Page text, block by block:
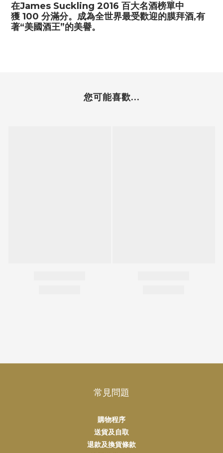
在James Suckling 2016 百大名酒榜單中
獲 100 分滿分。成為全世界最受歡迎的膜拜酒,有
著“美國酒王”的美譽。
您可能喜歡...
常見問題
購物程序
送貨及自取
退款及換貨條款